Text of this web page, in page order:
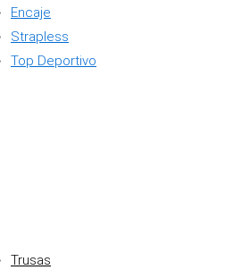
Encaje
Strapless
Top Deportivo
Trusas